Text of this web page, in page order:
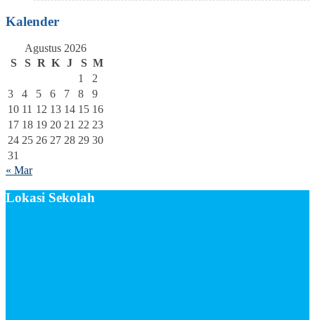
Kalender
Agustus 2026
S
S R K J S M
1
2
3
4 5 6 7 8
9
10 11 12 13 14 15 16
17 18 19 20 21 22 23
24 25 26 27 28 29 30
31
« Mar
Lokasi Sekolah